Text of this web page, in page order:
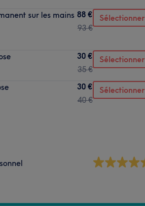
sur les mains 88 €
93 €
Sélectionner
30 €
35 €
Sélectionner
30 €
40 €
Sélectionner